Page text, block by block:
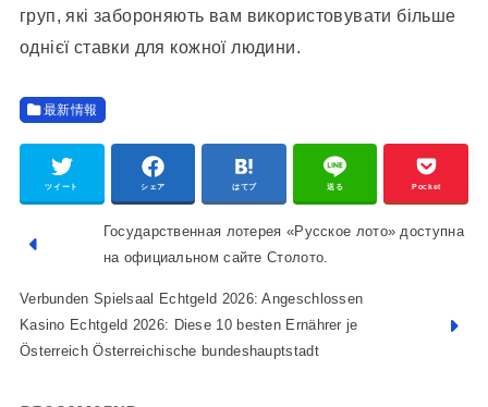
груп, які забороняють вам використовувати більше
однієї ставки для кожної людини.
最新情報
ツイート シェア はてブ 送る Pocket
Государственная лотерея «Русское лото» доступна
на официальном сайте Столото.
Verbunden Spielsaal Echtgeld 2026: Angeschlossen
Kasino Echtgeld 2026: Diese 10 besten Ernährer je
Österreich Österreichische bundeshauptstadt